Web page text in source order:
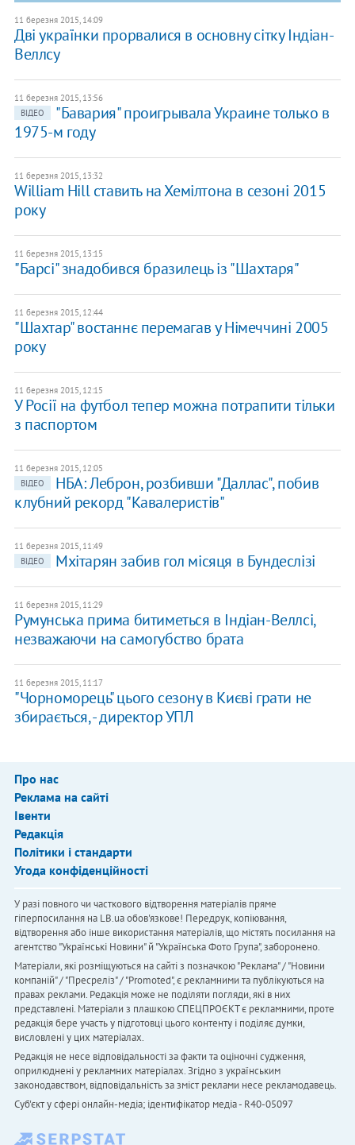
11 березня 2015, 14:09
Дві українки прорвалися в основну сітку Індіан-
Веллсу
11 березня 2015, 13:56
ВІДЕО
"Бавария" проигрывала Украине только в
1975-м году
11 березня 2015, 13:32
William Hill ставить на Хемілтона в сезоні 2015
року
11 березня 2015, 13:15
"Барсі" знадобився бразилець із "Шахтаря"
11 березня 2015, 12:44
"Шахтар" востаннє перемагав у Німеччині 2005
року
11 березня 2015, 12:15
У Росії на футбол тепер можна потрапити тільки
з паспортом
11 березня 2015, 12:05
ВІДЕО
НБА: Леброн, розбивши "Даллас", побив
клубний рекорд "Кавалеристів"
11 березня 2015, 11:49
ВІДЕО
Мхітарян забив гол місяця в Бундеслізі
11 березня 2015, 11:29
Румунська прима битиметься в Індіан-Веллсі,
незважаючи на самогубство брата
11 березня 2015, 11:17
"Чорноморець" цього сезону в Києві грати не
збирається, - директор УПЛ
Про нас
Реклама на сайті
Івенти
Редакція
Політики і стандарти
Угода конфіденційності
У разі повного чи часткового відтворення матеріалів пряме
гіперпосилання на LB.ua обов'язкове! Передрук, копіювання,
відтворення або інше використання матеріалів, що містять посилання на
агентство "Українськi Новини" й "Українська Фото Група", заборонено.
Матеріали, які розміщуються на сайті з позначкою "Реклама" / "Новини
компаній" / "Пресреліз" / "Promoted", є рекламними та публікуються на
правах реклами. Редакція може не поділяти погляди, які в них
представлені. Матеріали з плашкою СПЕЦПРОЄКТ є рекламними, проте
редакція бере участь у підготовці цього контенту і поділяє думки,
висловлені у цих матеріалах.
Редакція не несе відповідальності за факти та оціночні судження,
оприлюднені у рекламних матеріалах. Згідно з українським
законодавством, відповідальність за зміст реклами несе рекламодавець.
Cуб'єкт у сфері онлайн-медіа; ідентифікатор медіа - R40-05097